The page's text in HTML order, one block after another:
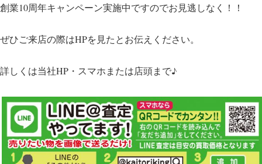
創業10周年キャンペーン実施中ですのでお見逃しなく！！
ぜひご来店の際はHPを見たとお伝えください。
詳しくは当社HP・スマホまたは店頭まで♪